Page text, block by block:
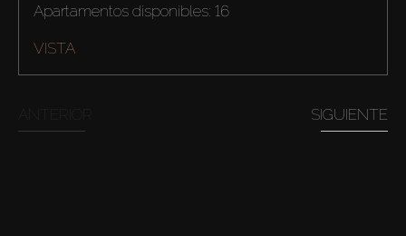
Apartamentos disponibles: 16
VISTA
SIGUIENTE